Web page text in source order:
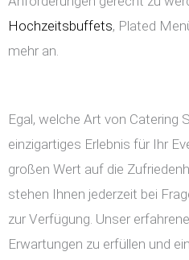
Hochzeitsbuffets, Plated
mehr an.
Egal, welche Art von Catering
einzigartiges Erlebnis für Ihr
großen Wert auf die
stehen Ihnen jederzeit bei
zur Verfügung. Unser
Erwartungen zu erfüllen und